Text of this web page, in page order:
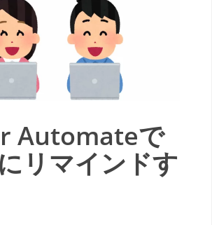
Automateで
リマインドす